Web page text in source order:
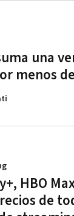
una
menos
HBO
de